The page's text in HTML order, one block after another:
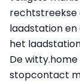
rechtstreekse
laadstation
het
De
stopcontact